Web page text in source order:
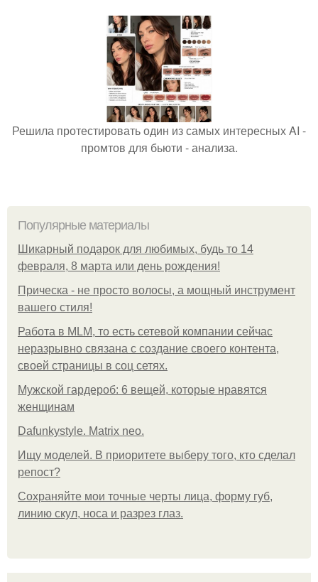
Решила протестировать один из самых интересных AI -
промтов для бьюти - анализа.
Популярные материалы
Шикарный подарок для любимых, будь то 14
февраля, 8 марта или день рождения!
Прическа - не просто волосы, а мощный инструмент
вашего стиля!
Работа в MLM, то есть сетевой компании сейчас
неразрывно связана с создание своего контента,
своей страницы в соц сетях.
Мужской гардероб: 6 вещей, которые нравятся
женщинам
Dafunkystyle. Matrix neo.
Ищу моделей. В приоритете выберу того, кто сделал
репост?
Сохраняйте мои точные черты лица, форму губ,
линию скул, носа и разрез глаз.